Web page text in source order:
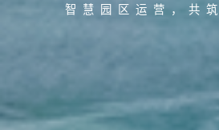
智慧园区运营，共